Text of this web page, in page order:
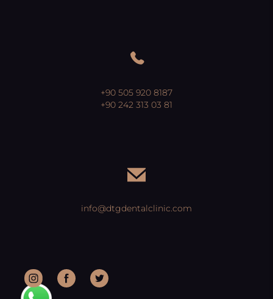
+90 505 920 8187
+90 242 313 03 81
info@dtgdentalclinic.com